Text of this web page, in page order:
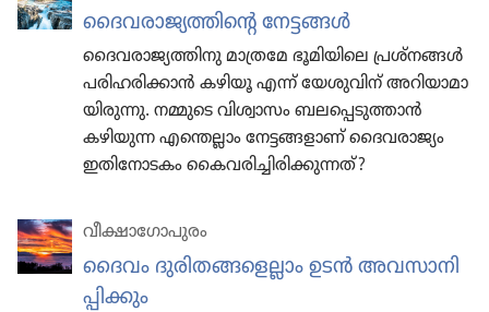
ദൈവ​രാ​ജ്യ​ത്തി​ന്റെ നേട്ടങ്ങൾ
ദൈവ​രാ​ജ്യ​ത്തി​നു മാത്രമേ ഭൂമി​യി​ലെ പ്രശ്‌നങ്ങൾ
പരിഹ​രി​ക്കാൻ കഴിയൂ എന്ന്‌ യേശു​വിന്‌ അറിയാ​മാ​
യി​രു​ന്നു. നമ്മുടെ വിശ്വാ​സം ബലപ്പെ​ടു​ത്താൻ
കഴിയുന്ന എന്തെല്ലാം നേട്ടങ്ങ​ളാണ്‌ ദൈവ​രാ​ജ്യം
ഇതി​നോ​ടകം കൈവ​രി​ച്ചി​രി​ക്കു​ന്നത്‌?
വീക്ഷാഗോപുരം
ദൈവം ദുരി​ത​ങ്ങ​ളെ​ല്ലാം ഉടൻ അവസാ​നി​
പ്പി​ക്കും